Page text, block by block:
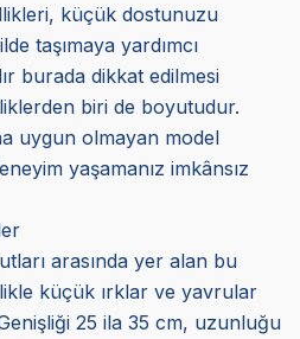
küçük dostunuzu
taşımaya yardımcı
burada dikkat edilmesi
biri de boyutudur.
uygun olmayan model
yaşamanız imkânsız
arasında yer alan bu
küçük ırklar ve yavrular
25 ila 35 cm, uzunluğu